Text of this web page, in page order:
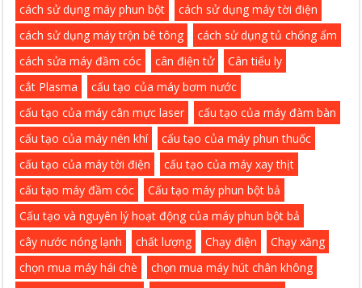
cách sử dụng máy phun bột
cách sử dụng máy tời điện
cách sử dụng máy trộn bê tông
cách sử dụng tủ chống ẩm
cách sửa máy đầm cóc
cân điện tử
Cân tiểu ly
cắt Plasma
cấu tạo của máy bơm nước
cấu tạo của máy cân mực laser
cấu tạo của máy đàm bàn
cấu tạo của máy nén khí
cấu tạo của máy phun thuốc
cấu tạo của máy tời điện
cấu tạo của máy xay thịt
cấu tạo máy đầm cóc
Cấu tạo máy phun bột bả
Cấu tạo và nguyên lý hoạt động của máy phun bột bả
cây nước nóng lạnh
chất lượng Chạy điện
Chạy xăng
chọn mua máy hái chè
chọn mua máy hút chân không